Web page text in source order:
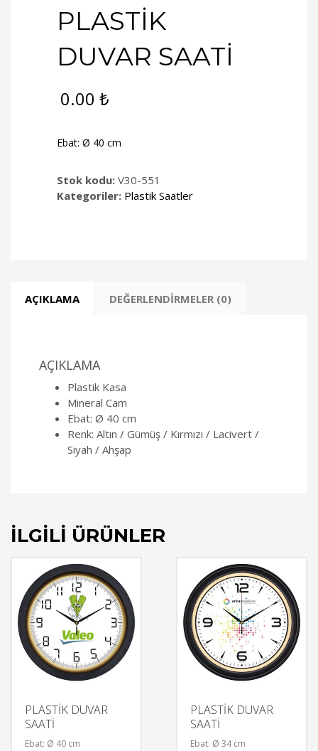
PLASTİK
DUVAR SAATİ
0.00 ₺
Ebat: Ø 40 cm
Stok kodu: V30-551
Kategoriler: Plastik Saatler
AÇIKLAMA DEĞERLENDIRMELER (0)
AÇIKLAMA
Plastik Kasa
Mineral Cam
Ebat: Ø 40 cm
Renk: Altın / Gümüş / Kırmızı / Lacivert /
Siyah / Ahşap
İLGILI ÜRÜNLER
PLASTİK DUVAR
SAATİ
Ebat: Ø 40 cm
PLASTİK DUVAR
SAATİ
Ebat: Ø 34 cm